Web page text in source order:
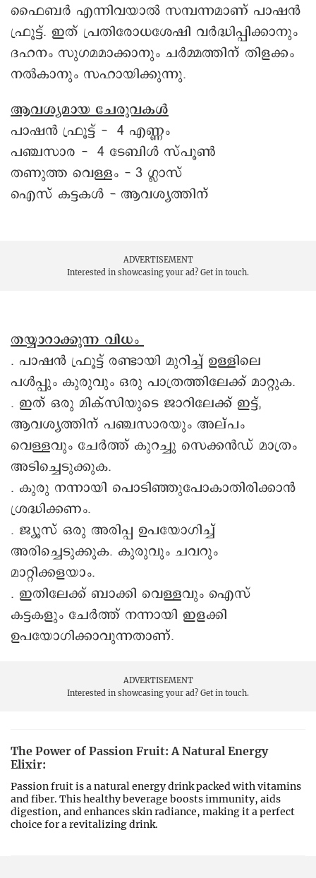
ഫൈബർ എന്നിവയാൽ സമ്പന്നമാണ് പാഷൻ
ഫ്രൂട്ട്. ഇത് പ്രതിരോധശേഷി വർദ്ധിപ്പിക്കാനും
ദഹനം സുഗമമാക്കാനും ചർമ്മത്തിന് തിളക്കം
നൽകാനും സഹായിക്കുന്നു.
ആവശ്യമായ ചേരുവകൾ
പാഷൻ ഫ്രൂട്ട് - 4 എണ്ണം
പഞ്ചസാര - 4 ടേബിൾ സ്പൂൺ
തണുത്ത വെള്ളം - 3 ഗ്ലാസ്
ഐസ് കട്ടകൾ - ആവശ്യത്തിന്
ADVERTISEMENT
Interested in showcasing your ad? Get in touch.
തയ്യാറാക്കുന്ന വിധം
. പാഷൻ ഫ്രൂട്ട് രണ്ടായി മുറിച്ച് ഉള്ളിലെ
പൾപ്പും കുരുവും ഒരു പാത്രത്തിലേക്ക് മാറ്റുക.
. ഇത് ഒരു മിക്സിയുടെ ജാറിലേക്ക് ഇട്ട്,
ആവശ്യത്തിന് പഞ്ചസാരയും അല്പം
വെള്ളവും ചേർത്ത് കുറച്ചു സെക്കൻഡ് മാത്രം
അടിച്ചെടുക്കുക.
. കുരു നന്നായി പൊടിഞ്ഞുപോകാതിരിക്കാൻ
ശ്രദ്ധിക്കണം.
. ജ്യൂസ് ഒരു അരിപ്പ ഉപയോഗിച്ച്
അരിച്ചെടുക്കുക. കുരുവും ചവറും
മാറ്റിക്കളയാം.
. ഇതിലേക്ക് ബാക്കി വെള്ളവും ഐസ്
കട്ടകളും ചേർത്ത് നന്നായി ഇളക്കി
ഉപയോഗിക്കാവുന്നതാണ്.
ADVERTISEMENT
Interested in showcasing your ad? Get in touch.
The Power of Passion Fruit: A Natural Energy
Elixir:
Passion fruit is a natural energy drink packed with vitamins
and fiber. This healthy beverage boosts immunity, aids
digestion, and enhances skin radiance, making it a perfect
choice for a revitalizing drink.